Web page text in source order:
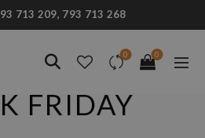
713 209, 793 713 268
0 0
FRIDAY